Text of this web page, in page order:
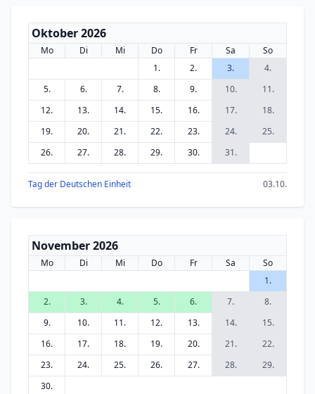
Oktober 2026
Mo Di Mi Do Fr Sa
So
1.
2. 3.
4.
5.
6. 7. 8. 9. 10.
11.
12.
13. 14. 15. 16. 17.
18.
19.
20. 21. 22. 23. 24.
25.
26.
27. 28. 29. 30. 31.
Tag der Deutschen Einheit 03.10.
November 2026
Mo Di Mi Do Fr Sa
So
1.
2.
3. 4. 5. 6. 7.
8.
9.
10. 11. 12. 13. 14.
15.
16.
17. 18. 19. 20. 21.
22.
23.
24. 25. 26. 27. 28.
29.
30.